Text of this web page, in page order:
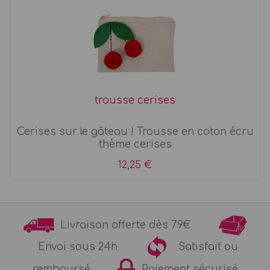
trousse cerises
Cerises sur le gâteau ! Trousse en coton écru
thème cerises
12,25 €
Livraison offerte dès 79€
Envoi sous 24h
Satisfait ou